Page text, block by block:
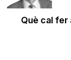
Què cal fer